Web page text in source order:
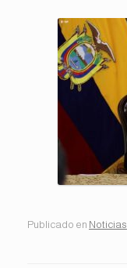
Publicado en Noticias